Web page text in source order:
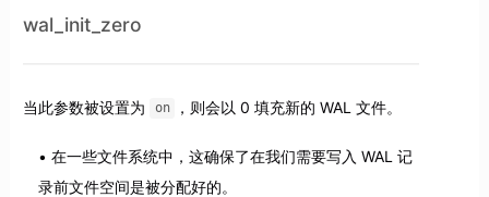
wal_init_zero
当此参数被设置为 on ，则会以 0 填充新的 WAL 文件。
在一些文件系统中，这确保了在我们需要写入 WAL 记
录前文件空间是被分配好的。